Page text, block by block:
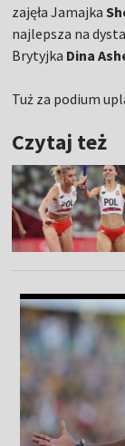
zajęła Jamajka
najlepsza na
Brytyjka Dina
Tuż za podium
Czytaj też